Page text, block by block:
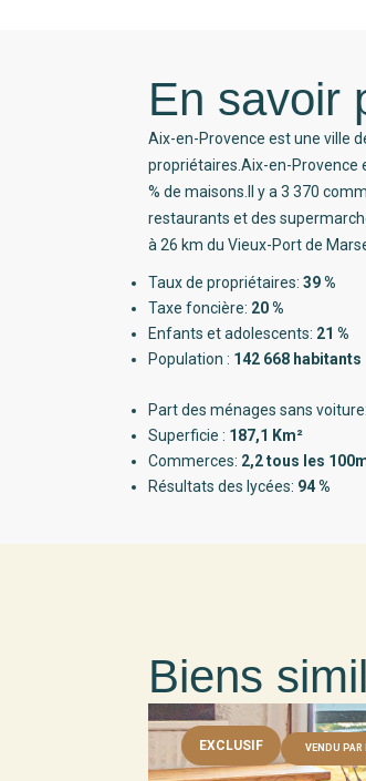
En savoir
Aix-en-Provence est une ville
propriétaires.Aix-en-Provence
% de maisons.Il y a 3 370
restaurants et des
à 26 km du Vieux-Port de
Taux de propriétaires:39 %
Taxe foncière: 20 %
Enfants et adolescents: 21 %
Population : 142 668 habitants
Part des ménages sans voiture:
Superficie : 187,1 Km²
Commerces: 2,2 tous les
Résultats des lycées: 94 %
Biens
EXCLUSIF VENDU PAR